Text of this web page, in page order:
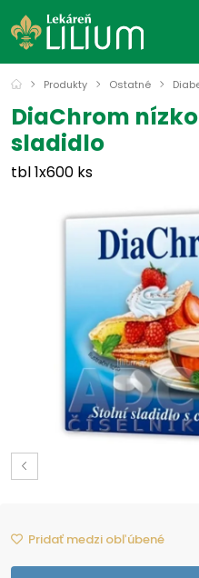
Produkty Ostatné
DiaChrom
sladidlo
tbl 1x600 ks
Pridať medzi obľúbené